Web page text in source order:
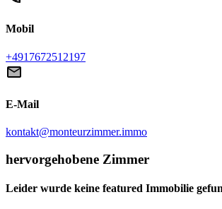
Mobil
+4917672512197
E-Mail
kontakt@monteurzimmer.immo
hervorgehobene Zimmer
Leider wurde keine featured Immobilie